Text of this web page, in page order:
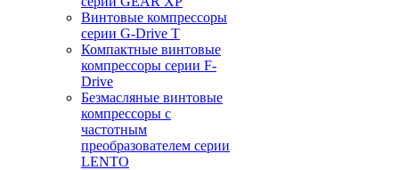
Винтовые компрессоры
серии G-Drive T
Компактные винтовые
компрессоры серии F-
Drive
Безмасляные винтовые
компрессоры с
частотным
преобразователем серии
LENTO